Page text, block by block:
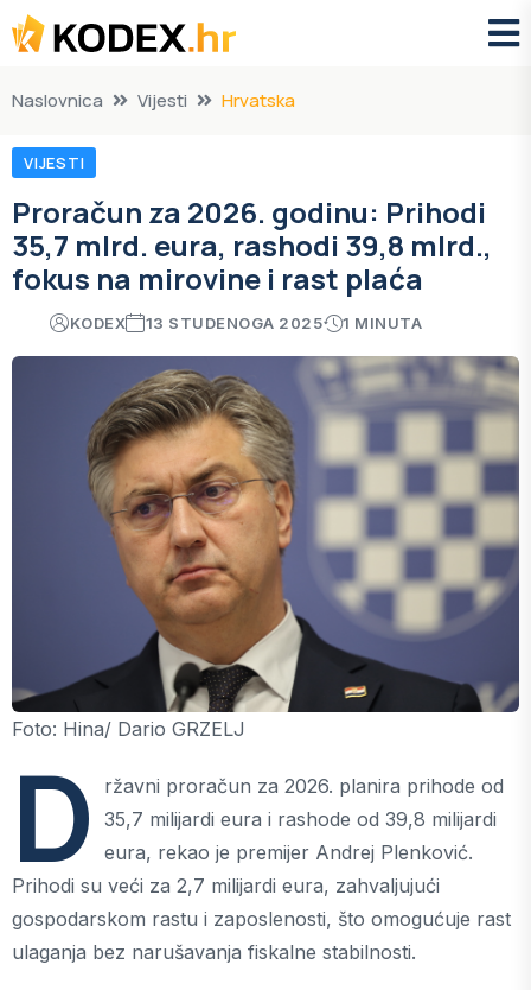
Naslovnica Vijesti Hrvatska
VIJESTI
Proračun za 2026. godinu: Prihodi
35,7 mlrd. eura, rashodi 39,8 mlrd.,
fokus na mirovine i rast plaća
KODEX 13 STUDENOGA 2025 1 MINUTA
Foto: Hina/ Dario GRZELJ
D
ržavni proračun za 2026. planira prihode od
35,7 milijardi eura i rashode od 39,8 milijardi
eura, rekao je premijer Andrej Plenković.
Prihodi su veći za 2,7 milijardi eura, zahvaljujući
gospodarskom rastu i zaposlenosti, što omogućuje rast
ulaganja bez narušavanja fiskalne stabilnosti.